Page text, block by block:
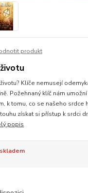
produkt
Klíče nemusejí
Požehnaný klíč nám
k tomu, co se našeho srdce
získat si přístup k srdci
popis